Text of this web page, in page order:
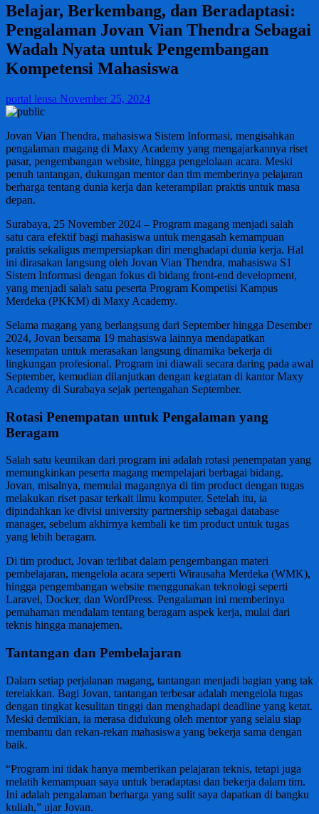
Belajar, Berkembang, dan Beradaptasi:
Pengalaman Jovan Vian Thendra Sebagai
Wadah Nyata untuk Pengembangan
Kompetensi Mahasiswa
portal lensa November 25, 2024
Jovan Vian Thendra, mahasiswa Sistem Informasi, mengisahkan
pengalaman magang di Maxy Academy yang mengajarkannya riset
pasar, pengembangan website, hingga pengelolaan acara. Meski
penuh tantangan, dukungan mentor dan tim memberinya pelajaran
berharga tentang dunia kerja dan keterampilan praktis untuk masa
depan.
Surabaya, 25 November 2024 – Program magang menjadi salah
satu cara efektif bagi mahasiswa untuk mengasah kemampuan
praktis sekaligus mempersiapkan diri menghadapi dunia kerja. Hal
ini dirasakan langsung oleh Jovan Vian Thendra, mahasiswa S1
Sistem Informasi dengan fokus di bidang front-end development,
yang menjadi salah satu peserta Program Kompetisi Kampus
Merdeka (PKKM) di Maxy Academy.
Selama magang yang berlangsung dari September hingga Desember
2024, Jovan bersama 19 mahasiswa lainnya mendapatkan
kesempatan untuk merasakan langsung dinamika bekerja di
lingkungan profesional. Program ini diawali secara daring pada awal
September, kemudian dilanjutkan dengan kegiatan di kantor Maxy
Academy di Surabaya sejak pertengahan September.
Rotasi Penempatan untuk Pengalaman yang
Beragam
Salah satu keunikan dari program ini adalah rotasi penempatan yang
memungkinkan peserta magang mempelajari berbagai bidang.
Jovan, misalnya, memulai magangnya di tim product dengan tugas
melakukan riset pasar terkait ilmu komputer. Setelah itu, ia
dipindahkan ke divisi university partnership sebagai database
manager, sebelum akhirnya kembali ke tim product untuk tugas
yang lebih beragam.
Di tim product, Jovan terlibat dalam pengembangan materi
pembelajaran, mengelola acara seperti Wirausaha Merdeka (WMK),
hingga pengembangan website menggunakan teknologi seperti
Laravel, Docker, dan WordPress. Pengalaman ini memberinya
pemahaman mendalam tentang beragam aspek kerja, mulai dari
teknis hingga manajemen.
Tantangan dan Pembelajaran
Dalam setiap perjalanan magang, tantangan menjadi bagian yang tak
terelakkan. Bagi Jovan, tantangan terbesar adalah mengelola tugas
dengan tingkat kesulitan tinggi dan menghadapi deadline yang ketat.
Meski demikian, ia merasa didukung oleh mentor yang selalu siap
membantu dan rekan-rekan mahasiswa yang bekerja sama dengan
baik.
“Program ini tidak hanya memberikan pelajaran teknis, tetapi juga
melatih kemampuan saya untuk beradaptasi dan bekerja dalam tim.
Ini adalah pengalaman berharga yang sulit saya dapatkan di bangku
kuliah,” ujar Jovan.